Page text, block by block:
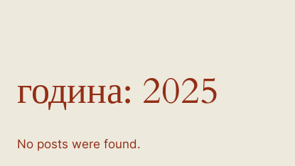
година: 2025
No posts were found.